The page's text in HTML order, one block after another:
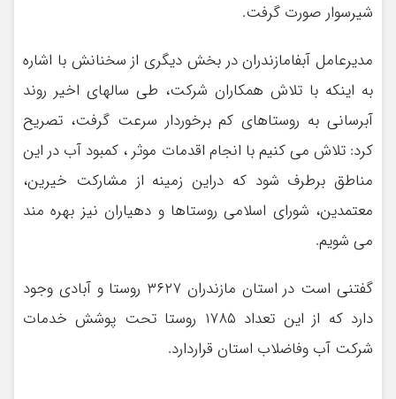
شیرسوار صورت گرفت.
مدیرعامل آبفامازندران در بخش دیگری از سخنانش با اشاره
به اینکه با تلاش همکاران شرکت، طی سالهای اخیر روند
آبرسانی به روستاهای کم برخوردار سرعت گرفت، تصریح
کرد: تلاش می کنیم با انجام اقدمات موثر ، کمبود آب در این
مناطق برطرف شود که دراین زمینه از مشارکت خیرین،
معتمدین، شورای اسلامی روستاها و دهیاران نیز بهره مند
می شویم.
گفتنی است در استان مازندران ۳۶۲۷ روستا و آبادی وجود
دارد که از این تعداد ۱۷۸۵ روستا تحت پوشش خدمات
شرکت آب وفاضلاب استان قراردارد.